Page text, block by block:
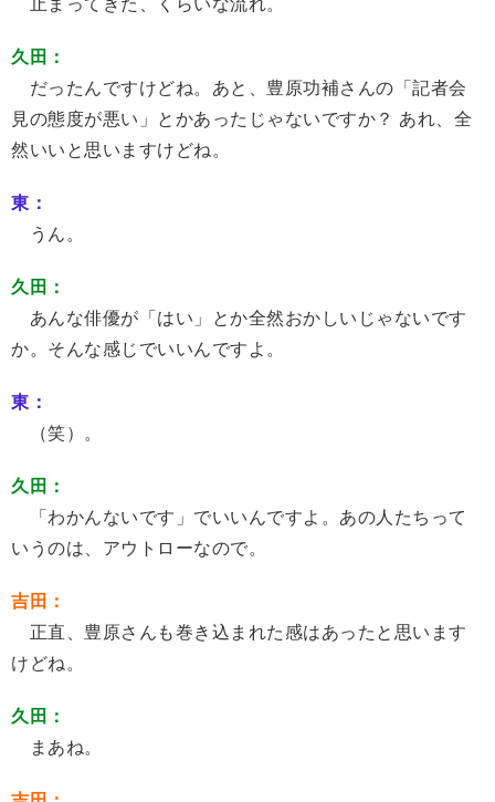
止まってきた、くらいな流れ。
久田：
だったんですけどね。あと、豊原功補さんの「記者会
見の態度が悪い」とかあったじゃないですか？ あれ、全
然いいと思いますけどね。
東：
うん。
久田：
あんな俳優が「はい」とか全然おかしいじゃないです
か。そんな感じでいいんですよ。
東：
（笑）。
久田：
「わかんないです」でいいんですよ。あの人たちって
いうのは、アウトローなので。
吉田：
正直、豊原さんも巻き込まれた感はあったと思います
けどね。
久田：
まあね。